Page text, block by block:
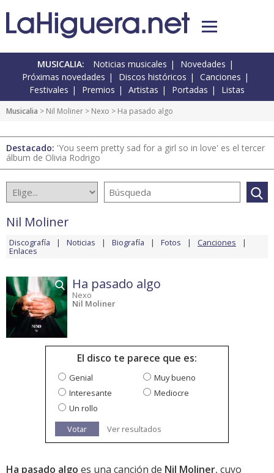
MUSICALIA: Noticias musicales
Novedades
Próximas novedades
Discos históricos
Canciones
Festivales
Premios Artistas Portadas Listas
Musicalia > Nil Moliner > Nexo > Ha pasado algo
Destacado: 'You seem pretty sad for a girl so in love' es el tercer
álbum de Olivia Rodrigo
Nil Moliner
Discografía Noticias Biografía Fotos Canciones
Enlaces
Ha pasado algo
Nexo
Nil Moliner
El disco te parece que es:
Genial
Muy bueno
Interesante
Mediocre
Un rollo
Votar
Ver resultados
Ha pasado algo es una canción de Nil Moliner, cuyo